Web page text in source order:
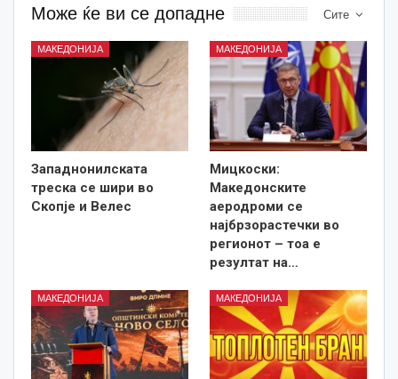
Сите
Може ќе ви се допадне
МАКЕДОНИЈА
Западнонилската
треска се шири во
Скопје и Велес
МАКЕДОНИЈА
Мицкоски:
Македонските
аеродроми се
најбрзорастечки во
регионот – тоа е
резултат на…
МАКЕДОНИЈА МАКЕДОНИЈА